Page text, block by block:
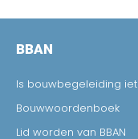
BBAN
Is bouwbegeleiding
Bouwwoordenboek
Lid worden van BBAN